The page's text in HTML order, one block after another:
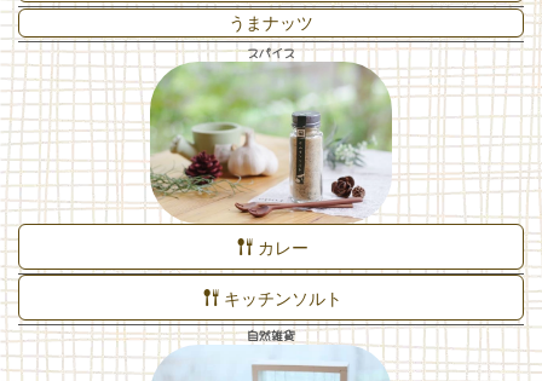
うまナッツ
スパイス
カレー
キッチンソルト
自然雑貨